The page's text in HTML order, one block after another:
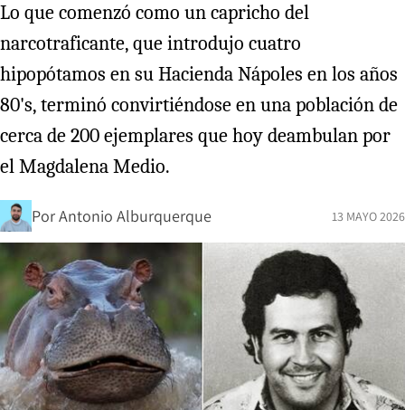
Lo que comenzó como un capricho del
narcotraficante, que introdujo cuatro
hipopótamos en su Hacienda Nápoles en los años
80's, terminó convirtiéndose en una población de
cerca de 200 ejemplares que hoy deambulan por
el Magdalena Medio.
PorAntonio Alburquerque 13 MAYO 2026